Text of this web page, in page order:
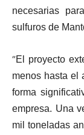
necesarias
sulfuros de
“El proyecto
menos hasta el
forma
empresa. Una
mil toneladas